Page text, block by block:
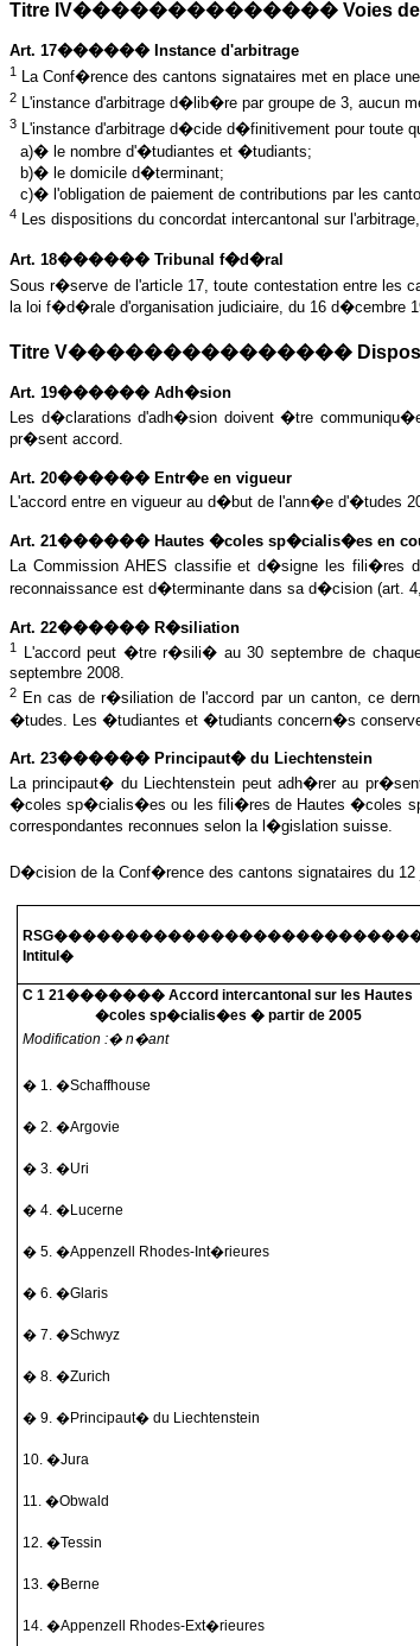
Titre IV�������������� Voies de
Art. 17������ Instance d'arbitrage
1 La Conf�rence des cantons signataires met en place
2 L'instance d'arbitrage d�lib�re par groupe de 3, aucun
3 L'instance d'arbitrage d�cide d�finitivement pour toute
a)� le nombre d'�tudiantes et �tudiants;
b)� le domicile d�terminant;
c)� l'obligation de paiement de contributions par les
4 Les dispositions du concordat intercantonal sur
Art. 18������ Tribunal f�d�ral
Sous r�serve de l'article 17, toute contestation entre les
la loi f�d�rale d'organisation judiciaire, du 16 d�cembre
Titre V���������������
Art. 19������ Adh�sion
Les d�clarations d'adh�sion doivent �tre
pr�sent accord.
Art. 20������ Entr�e en vigueur
L'accord entre en vigueur au d�but de l'ann�e d'�tudes
Art. 21������ Hautes �coles sp�cialis�es en
La Commission AHES classifie et d�signe les fili�res
reconnaissance est d�terminante dans sa d�cision (art.
Art. 22������ R�siliation
1 L'accord peut �tre r�sili� au 30 septembre de
septembre 2008.
2 En cas de r�siliation de l'accord par un canton, ce
�tudes. Les �tudiantes et �tudiants concern�s
Art. 23������ Principaut� du Liechtenstein
La principaut� du Liechtenstein peut adh�rer au
�coles sp�cialis�es ou les fili�res de Hautes �coles
correspondantes reconnues selon la l�gislation suisse.
D�cision de la Conf�rence des cantons signataires du 12
Intitul�
C 1 21������� Accord intercantonal sur les Hautes
�coles sp�cialis�es � partir de 2005
Modification :� n�ant
� 1. �Schaffhouse
� 2. �Argovie
� 3. �Uri
� 4. �Lucerne
� 5. �Appenzell Rhodes-Int�rieures
� 6. �Glaris
� 7. �Schwyz
� 8. �Zurich
� 9. �Principaut� du Liechtenstein
10. �Jura
11. �Obwald
12. �Tessin
13. �Berne
14. �Appenzell Rhodes-Ext�rieures